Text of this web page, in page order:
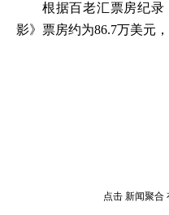
根据百老汇票房纪录
影》票房约为86.7万美元
点击 新闻聚合